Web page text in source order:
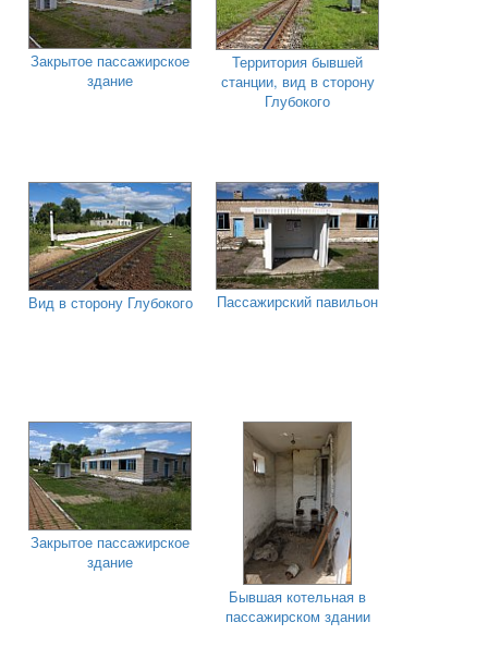
Закрытое пассажирское
здание
Территория бывшей
станции, вид в сторону
Глубокого
Вид в сторону Глубокого Пассажирский павильон
Закрытое пассажирское
здание
Бывшая котельная в
пассажирском здании